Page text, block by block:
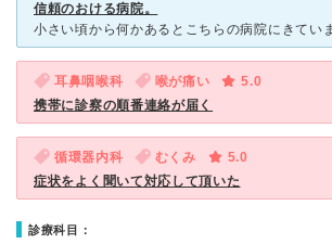
信頼のおける病院。
耳鼻咽喉科 喉が痛い
5.0
携帯に診察の順番連絡が届く
循環器内科 むくみ
5.0
症状をよく聞いて対応して頂いた
診療科目：